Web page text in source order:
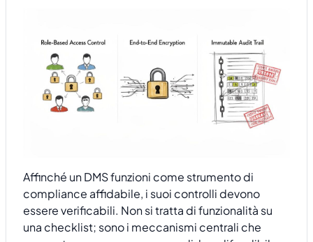
Affinché un DMS funzioni come strumento di
compliance affidabile, i suoi controlli devono
essere verificabili. Non si tratta di funzionalità su
una checklist; sono i meccanismi centrali che